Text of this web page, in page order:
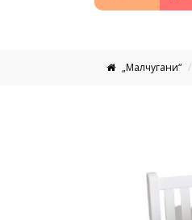
„Малчугани“